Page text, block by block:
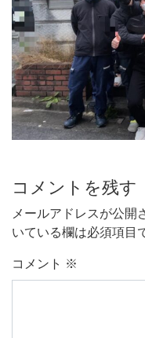
コメントを残す
メールアドレスが公開
いている欄は必須項目
コメント ※